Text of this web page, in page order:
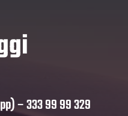
–333 99 99 329